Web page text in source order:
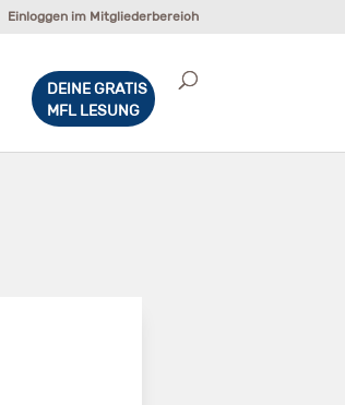
Einloggen im Mitgliederbereich
DEINE GRATIS
MFL LESUNG